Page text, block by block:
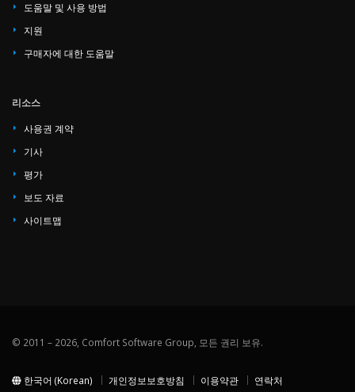
도움말 및 사용 방법
지원
구매자에 대한 도움말
리소스
사용권 계약
기사
평가
보도 자료
사이트맵
© 2011 – 2026, Comfort Software Group, 모든 권리 보유.
한국어 (Korean) 개인정보보호방침 이용약관 연락처